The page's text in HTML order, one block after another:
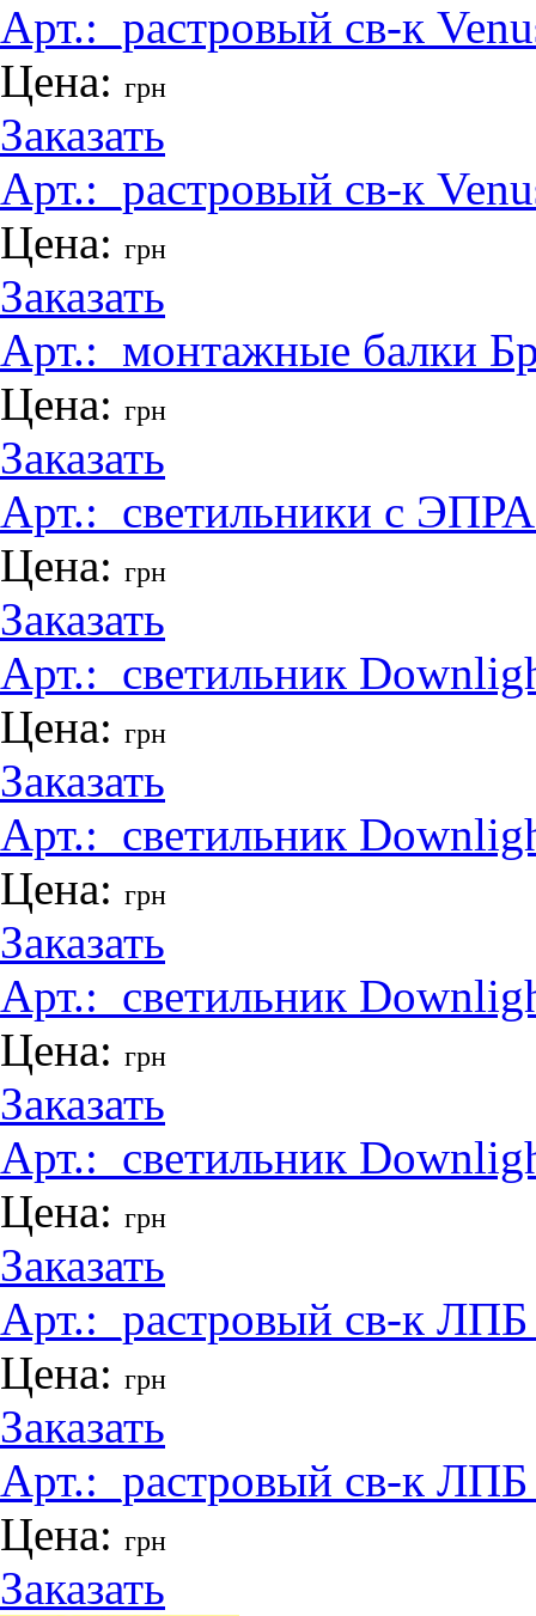
Арт.: _растровый св-к
Цена: грн
Заказать
Арт.: _растровый св-к
Цена: грн
Заказать
Арт.: _монтажные балки
Цена: грн
Заказать
Арт.: _светильники с ЭПРА
Цена: грн
Заказать
Арт.: _светильник
Цена: грн
Заказать
Арт.: _светильник
Цена: грн
Заказать
Арт.: _светильник
Цена: грн
Заказать
Арт.: _светильник
Цена: грн
Заказать
Арт.: _растровый св-к
Цена: грн
Заказать
Арт.: _растровый св-к
Цена: грн
Заказать